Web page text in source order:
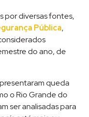
por diversas fontes,
Pública,
do ano, de
queda
o Rio Grande do
ser analisadas para